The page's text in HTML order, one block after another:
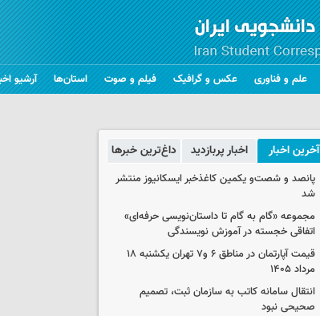
علم و فناوری عکس و گرافیک فیلم و صوت استان‌ها آرشیو
آخرین اخبار اخبار پربازدید داغ‌ترین خبرها
پانصد و شصت‌و یکمین کاغذخبر ایسکانیوز منتشر
شد
مجموعه «گام به گام تا داستان‌نویسی حرفه‌ای»
اتفاقی خجسته در آموزش نویسندگی
قیمت آپارتمان در مناطق ۶ و۷ تهران یکشنبه ۱۸
مرداد ۱۴۰۵
انتقال سامانه کاتب به سازمان ثبت، تصمیم
صحیحی نبود